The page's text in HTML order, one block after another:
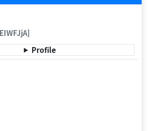
Profile